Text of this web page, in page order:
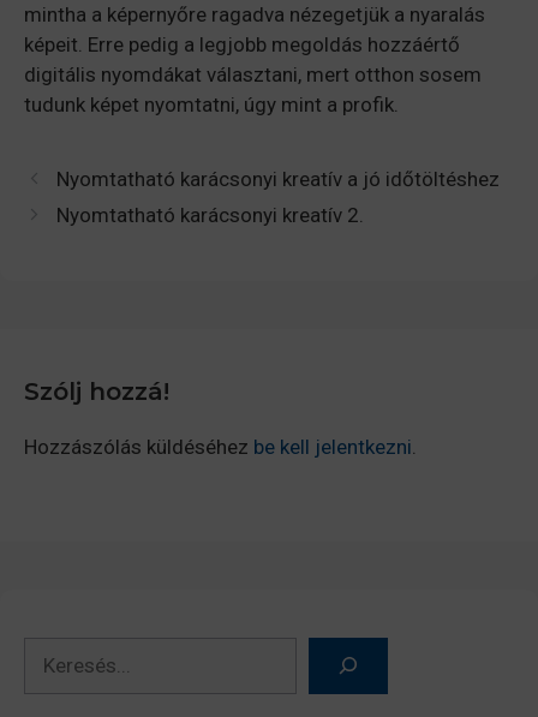
mintha a képernyőre ragadva nézegetjük a nyaralás
képeit. Erre pedig a legjobb megoldás hozzáértő
digitális nyomdákat választani, mert otthon sosem
tudunk képet nyomtatni, úgy mint a profik.
Nyomtatható karácsonyi kreatív a jó időtöltéshez
Nyomtatható karácsonyi kreatív 2.
Szólj hozzá!
Hozzászólás küldéséhez be kell jelentkezni.